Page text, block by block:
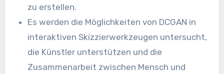
zu erstellen.
Es werden die Möglichkeiten von DCGAN in
interaktiven Skizzierwerkzeugen untersucht,
die Künstler unterstützen und die
Zusammenarbeit zwischen Mensch und